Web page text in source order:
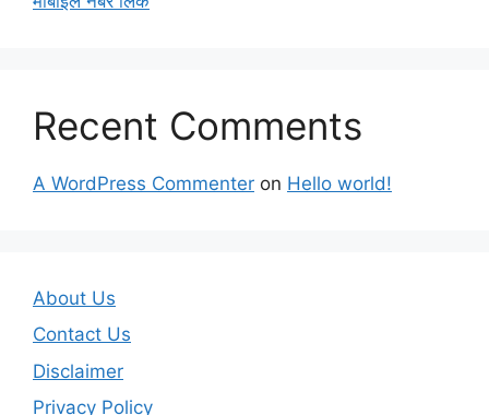
Recent Comments
A WordPress Commenter on Hello world!
About Us
Contact Us
Disclaimer
Privacy Policy